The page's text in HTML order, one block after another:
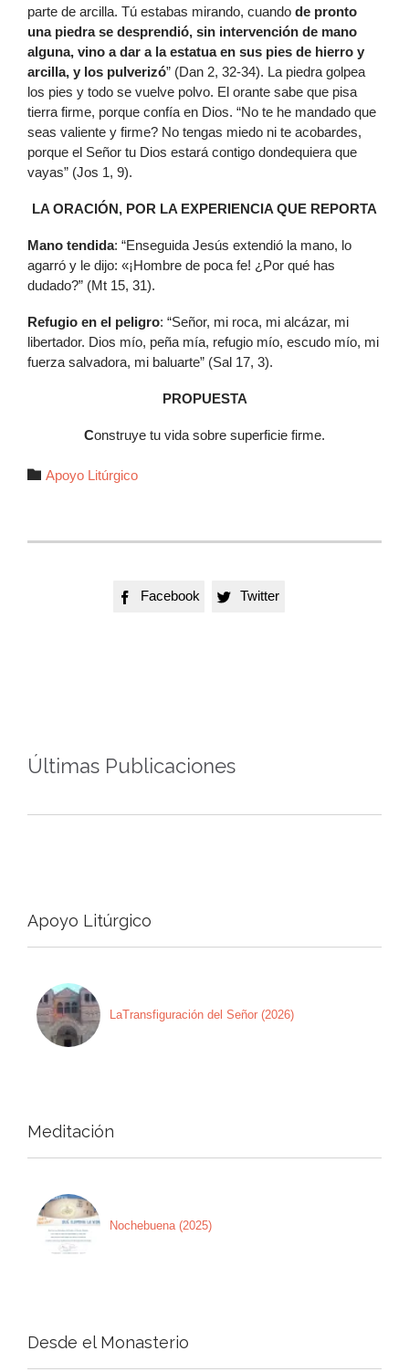
parte de arcilla. Tú estabas mirando, cuando de pronto
una piedra se desprendió, sin intervención de mano
alguna, vino a dar a la estatua en sus pies de hierro y
arcilla, y los pulverizó” (Dan 2, 32-34). La piedra golpea
los pies y todo se vuelve polvo. El orante sabe que pisa
tierra firme, porque confía en Dios. “No te he mandado que
seas valiente y firme? No tengas miedo ni te acobardes,
porque el Señor tu Dios estará contigo dondequiera que
vayas” (Jos 1, 9).
LA ORACIÓN, POR LA EXPERIENCIA QUE REPORTA
Mano tendida: “Enseguida Jesús extendió la mano, lo
agarró y le dijo: «¡Hombre de poca fe! ¿Por qué has
dudado?” (Mt 15, 31).
Refugio en el peligro: “Señor, mi roca, mi alcázar, mi
libertador. Dios mío, peña mía, refugio mío, escudo mío, mi
fuerza salvadora, mi baluarte” (Sal 17, 3).
PROPUESTA
Construye tu vida sobre superficie firme.
 Autor
Apoyo Litúrgico
 Facebook  Twitter
Últimas Publicaciones
Apoyo Litúrgico
LaTransfiguración del Señor (2026)
Meditación
Nochebuena (2025)
Desde el Monasterio